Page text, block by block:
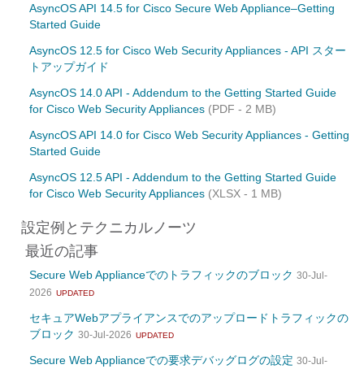
AsyncOS API 14.5 for Cisco Secure Web Appliance–Getting
Started Guide
AsyncOS 12.5 for Cisco Web Security Appliances - API スター
トアップガイド
AsyncOS 14.0 API - Addendum to the Getting Started Guide
for Cisco Web Security Appliances (PDF - 2 MB)
AsyncOS API 14.0 for Cisco Web Security Appliances - Getting
Started Guide
AsyncOS 12.5 API - Addendum to the Getting Started Guide
for Cisco Web Security Appliances (XLSX - 1 MB)
設定例とテクニカルノーツ
最近の記事
Secure Web Applianceでのトラフィックのブロック 30-Jul-
2026 UPDATED
セキュアWebアプライアンスでのアップロードトラフィックの
ブロック 30-Jul-2026 UPDATED
Secure Web Applianceでの要求デバッグログの設定 30-Jul-